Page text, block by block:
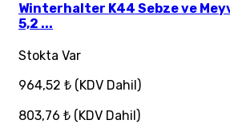
Winterhalter K44 Sebze ve
5,2 ...
Stokta Var
964,52 ₺ (KDV Dahil)
803,76 ₺ (KDV Dahil)